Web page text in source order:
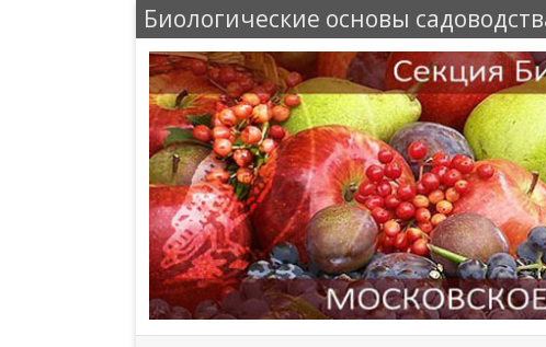
Биологические основы